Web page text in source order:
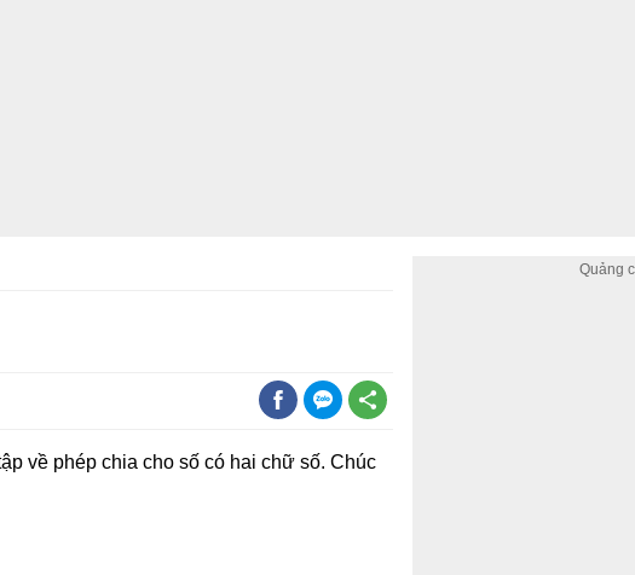
về phép chia cho số có hai chữ số. Chúc